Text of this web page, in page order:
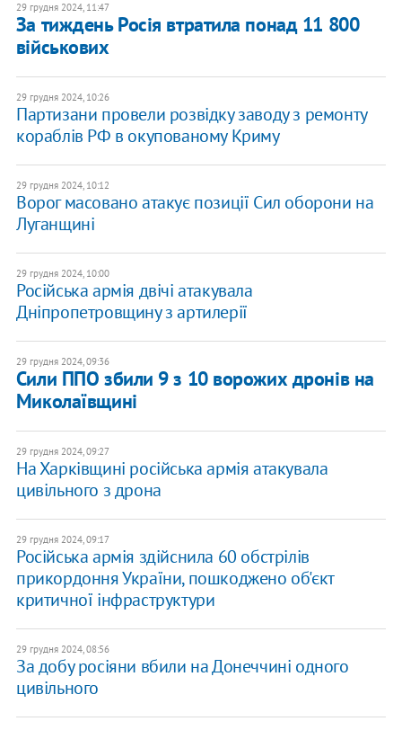
29 грудня 2024, 11:47
За тиждень Росія втратила понад 11 800
військових
29 грудня 2024, 10:26
Партизани провели розвідку заводу з ремонту
кораблів РФ в окупованому Криму
29 грудня 2024, 10:12
Ворог масовано атакує позиції Сил оборони на
Луганщині
29 грудня 2024, 10:00
Російська армія двічі атакувала
Дніпропетровщину з артилерії
29 грудня 2024, 09:36
Сили ППО збили 9 з 10 ворожих дронів на
Миколаївщині
29 грудня 2024, 09:27
На Харківщині російська армія атакувала
цивільного з дрона
29 грудня 2024, 09:17
Російська армія здійснила 60 обстрілів
прикордоння України, пошкоджено об'єкт
критичної інфраструктури
29 грудня 2024, 08:56
За добу росіяни вбили на Донеччині одного
цивільного